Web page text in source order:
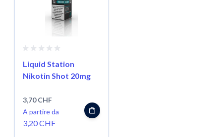
Liquid Station
Nikotin Shot 20mg
3,70 CHF
A partire da
3,20 CHF